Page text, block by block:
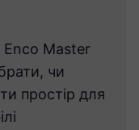
Master
чи
простір для